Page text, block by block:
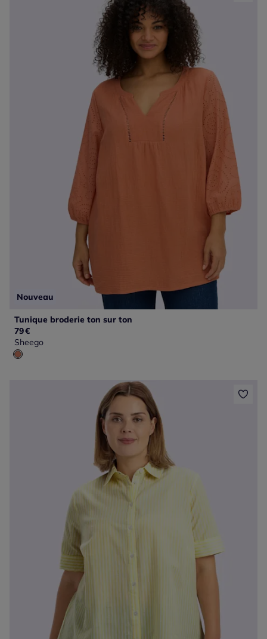
Nouveau
Tunique broderie ton sur ton
79€
Sheego